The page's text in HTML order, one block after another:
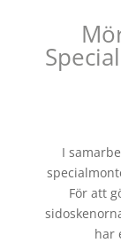
I
För att
har